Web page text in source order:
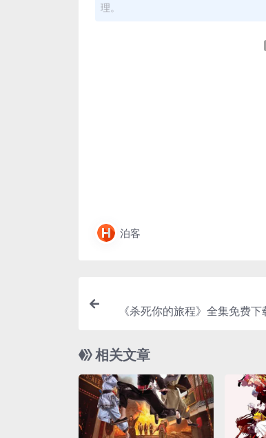
理。
泊客
《杀死你的旅程》全集免费
相关文章